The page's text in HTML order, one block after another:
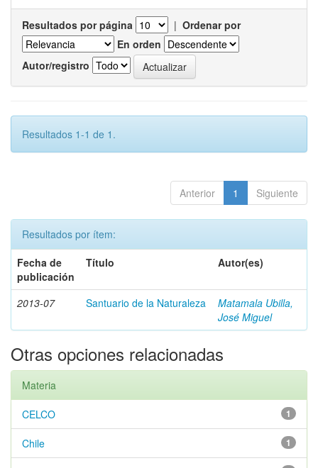
Resultados por página | Ordenar por
En orden
Autor/registro
Resultados 1-1 de 1.
Anterior 1 Siguiente
Resultados por ítem:
Fecha de
publicación
Título Autor(es)
2013-07 Santuario de la Naturaleza
Matamala Ubilla,
José Miguel
Otras opciones relacionadas
Materia
1
CELCO
1
Chile